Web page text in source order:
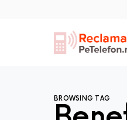
BROWSING TAG